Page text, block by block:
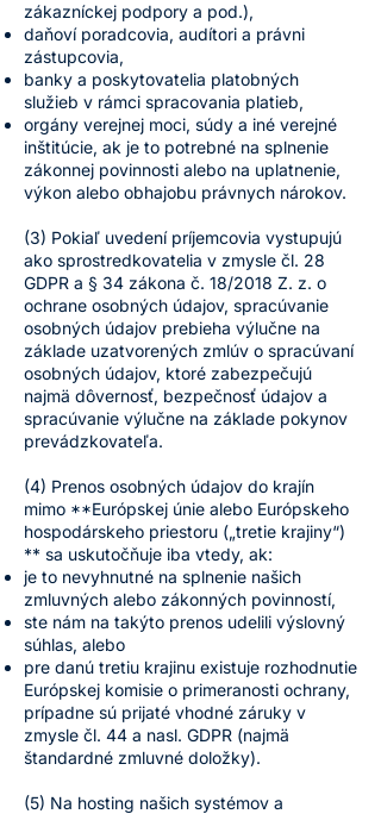
zákazníckej podpory a pod.),
daňoví poradcovia, audítori a právni
zástupcovia,
banky a poskytovatelia platobných
služieb v rámci spracovania platieb,
orgány verejnej moci, súdy a iné verejné
inštitúcie, ak je to potrebné na splnenie
zákonnej povinnosti alebo na uplatnenie,
výkon alebo obhajobu právnych nárokov.
(3) Pokiaľ uvedení príjemcovia vystupujú
ako sprostredkovatelia v zmysle čl. 28
GDPR a § 34 zákona č. 18/2018 Z. z. o
ochrane osobných údajov, spracúvanie
osobných údajov prebieha výlučne na
základe uzatvorených zmlúv o spracúvaní
osobných údajov, ktoré zabezpečujú
najmä dôvernosť, bezpečnosť údajov a
spracúvanie výlučne na základe pokynov
prevádzkovateľa.
(4) Prenos osobných údajov do krajín
mimo **Európskej únie alebo Európskeho
hospodárskeho priestoru („tretie krajiny“)
** sa uskutočňuje iba vtedy, ak:
je to nevyhnutné na splnenie našich
zmluvných alebo zákonných povinností,
ste nám na takýto prenos udelili výslovný
súhlas, alebo
pre danú tretiu krajinu existuje rozhodnutie
Európskej komisie o primeranosti ochrany,
prípadne sú prijaté vhodné záruky v
zmysle čl. 44 a nasl. GDPR (najmä
štandardné zmluvné doložky).
(5) Na hosting našich systémov a